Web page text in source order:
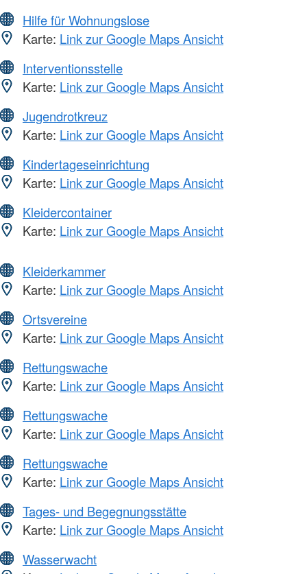
Hilfe für Wohnungslose
Karte: Link zur Google Maps Ansicht
Interventionsstelle
Karte: Link zur Google Maps Ansicht
Jugendrotkreuz
Karte: Link zur Google Maps Ansicht
Kindertageseinrichtung
Karte: Link zur Google Maps Ansicht
Kleidercontainer
Karte: Link zur Google Maps Ansicht
Kleiderkammer
Karte: Link zur Google Maps Ansicht
Ortsvereine
Karte: Link zur Google Maps Ansicht
Rettungswache
Karte: Link zur Google Maps Ansicht
Rettungswache
Karte: Link zur Google Maps Ansicht
Rettungswache
Karte: Link zur Google Maps Ansicht
Tages- und Begegnungsstätte
Karte: Link zur Google Maps Ansicht
Wasserwacht